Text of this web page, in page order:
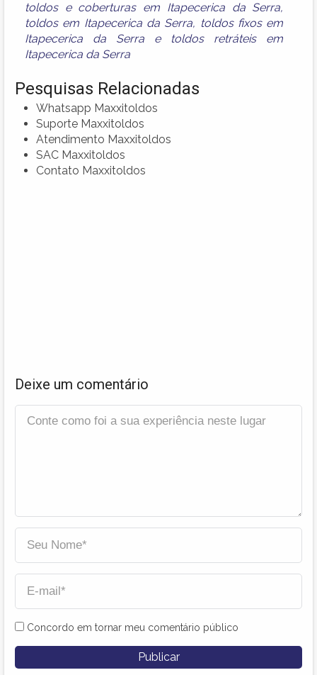
toldos e coberturas em Itapecerica da Serra,
toldos em Itapecerica da Serra, toldos fixos em
Itapecerica da Serra e toldos retráteis em
Itapecerica da Serra
Pesquisas Relacionadas
Whatsapp Maxxitoldos
Suporte Maxxitoldos
Atendimento Maxxitoldos
SAC Maxxitoldos
Contato Maxxitoldos
Deixe um comentário
Concordo em tornar meu comentário público